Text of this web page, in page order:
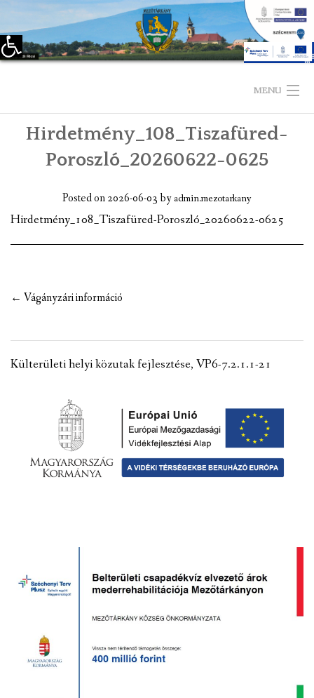
Eszköztár megnyitása
MENU
KEZDŐLAP
LÁTNIVALÓK
KÉPVISELŐ-TESTÜLET
NEMZETISÉGI ÖNKORMÁNYZAT
TÁRSULÁS
PÁLYÁZATOK
HIRDETMÉNYEK
Hirdetmény_108_Tiszafüred-
Poroszló_20260622-0625
Posted on2026-06-03byadmin.mezotarkany
Hirdetmény_108_Tiszafüred-Poroszló_20260622-0625
Post
← Vágányzári információ
Külterületi helyi közutak fejlesztése, VP6-7.2.1.1-21